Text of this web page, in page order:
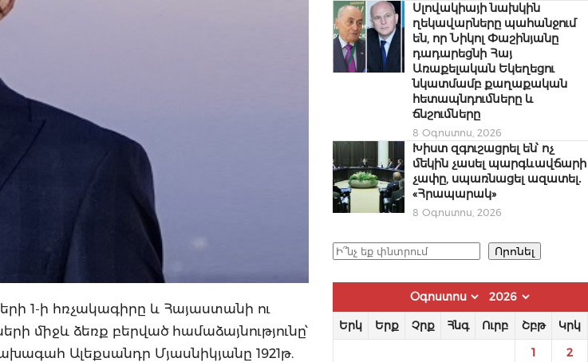
1-ի հռչակագիրը և Հայաստանի ու
միջև ձեռք բերված համաձայնությունը՝
Ալեքսանդր Մյասնիկյանը 1921թ.
Սլովակիայի նախկին
ղեկավարները պահանջում
են, որ Նիկոլ Փաշինյանը
դադարեցնի Հայ
Առաքելական Եկեղեցու
նկատմամբ քաղաքական
հետապնդումները և
ճնշումները
8 Օգոստոս, 2026
Խիստ զգուշացրել են՝ ոչ
մեկին չասել պարգևավճարի
չափը, սպառնացել ազատել․
«Հրապարակ»
8 Օգոստոս, 2026
Որոնել Որոնել
Երկ Երք Չրք Հնգ Ուրբ Շբթ Կրկ
1 2